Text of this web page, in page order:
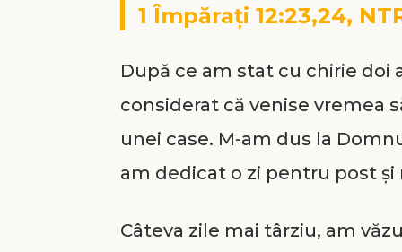
1 Împăraţi 12:23,24,
După ce am stat cu chirie
considerat că venise vremea
unei case. M-am dus la
am dedicat o zi pentru post și
Câteva zile mai târziu, am